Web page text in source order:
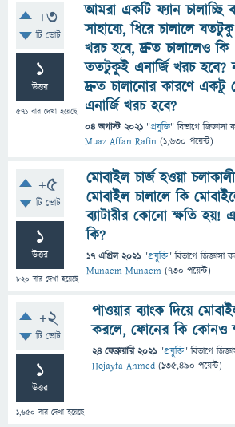
+3
টি ভোট
1
উত্তর
571 বার দেখা হয়েছে
আমরা একটি ফ্যান চালাচ্ছি
সাহায্যে, ধিরে চালালে
খরচ হবে, দ্রুত চালালেও কি
ততটুকুই এনার্জি খরচ হবে?
দ্রুত চালানোর কারণে একটু
এনার্জি খরচ হবে?
04 অগাস্ট 2021 "প্রযুক্তি" বিভাগে জিজ্ঞাসা
Muaz Affan Rafin (1,630 পয়েন্ট)
+5
টি ভোট
1
উত্তর
820 বার দেখা হয়েছে
মোবাইল চার্জ হওয়া
মোবাইল চালালে কি
ব্যাটারীর কোনো ক্ষতি হয়!
কি?
17 এপ্রিল 2021 "প্রযুক্তি" বিভাগে জিজ্ঞাসা
Munaem Munaem (730 পয়েন্ট)
+2
টি ভোট
1
উত্তর
1,650 বার দেখা হয়েছে
পাওয়ার ব্যাংক দিয়ে
করলে, ফোনের কি কোনও
24 ফেব্রুয়ারি 2021 "প্রযুক্তি" বিভাগে
Hojayfa Ahmed (135,490 পয়েন্ট)